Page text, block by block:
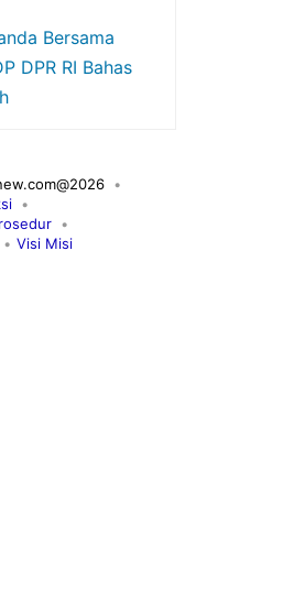
Bersama
DPR RI Bahas
Visi Misi